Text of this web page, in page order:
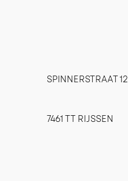
SPINNERSTRAAT 12
7461 TT RIJSSEN